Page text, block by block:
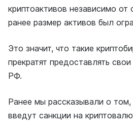
криптоактивов независимо
ранее размер активов был
Это значит, что такие
прекратят предоставлять
РФ.
Ранее мы рассказывали о
введут санкции на